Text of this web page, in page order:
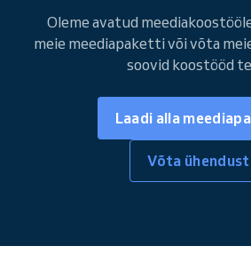
Oleme avatud
meie meediapaketti või võta
soovid koostööd
Laadi alla
Võta ühendust